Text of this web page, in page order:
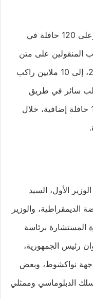
كما نبه إلى أن هذه الشركة، التي تتوفرعلى 120 حافلة في
المنقولين على متن
حافلاتها، من 5 ملايين راكب، سنة 2019، إلى 10 ملايين راكب
لطلب سائر في طريق
الازدياد المطرد، فقد برمجت اقتناء 180 حافلة إضافية، خلال
الأول، السيد
والوزير
المستشارة برئاسة
رئيس الجمهورية،
جهة نواكشوط، وبعض
الدبلوماسي وممثلي